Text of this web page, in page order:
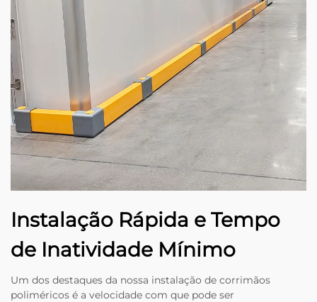
Instalação Rápida e Tempo
de Inatividade Mínimo
Um dos destaques da nossa instalação de corrimãos
poliméricos é a velocidade com que pode ser